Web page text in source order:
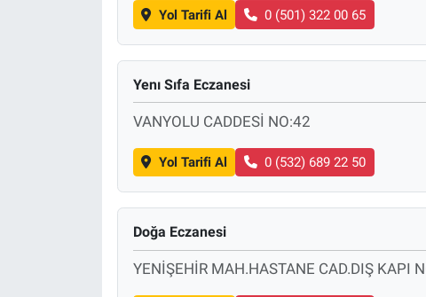
Yol Tarifi Al 0 (501) 322 00 65
Yenı Sıfa Eczanesi
VANYOLU CADDESİ NO:42
Yol Tarifi Al 0 (532) 689 22 50
Doğa Eczanesi
YENİŞEHİR MAH.HASTANE CAD.DIŞ KAPI